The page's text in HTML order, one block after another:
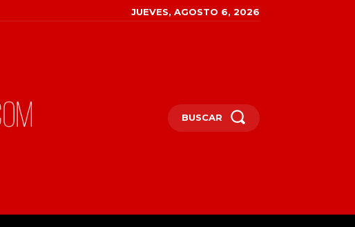
JUEVES, AGOSTO 6, 2026
BUSCAR